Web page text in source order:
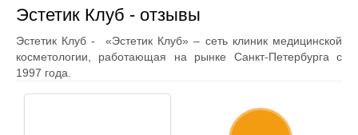
Эстетик Клуб - отзывы
Эстетик Клуб - «Эстетик Клуб» – сеть клиник медицинской
косметологии, работающая на рынке Санкт-Петербурга с
1997 года.